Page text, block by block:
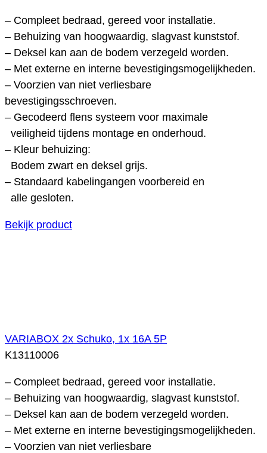
– Compleet bedraad, gereed voor installatie.
– Behuizing van hoogwaardig, slagvast kunststof.
– Deksel kan aan de bodem verzegeld worden.
– Met externe en interne bevestigingsmogelijkheden.
– Voorzien van niet verliesbare
bevestigingsschroeven.
– Gecodeerd flens systeem voor maximale
veiligheid tijdens montage en onderhoud.
– Kleur behuizing:
Bodem zwart en deksel grijs.
– Standaard kabelingangen voorbereid en
alle gesloten.
Bekijk product
VARIABOX 2x Schuko, 1x 16A 5P
K13110006
– Compleet bedraad, gereed voor installatie.
– Behuizing van hoogwaardig, slagvast kunststof.
– Deksel kan aan de bodem verzegeld worden.
– Met externe en interne bevestigingsmogelijkheden.
– Voorzien van niet verliesbare